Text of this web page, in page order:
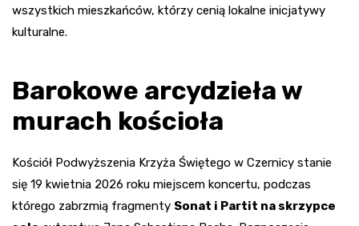
wszystkich mieszkańców, którzy cenią lokalne inicjatywy
kulturalne.
Barokowe arcydzieła w
murach kościoła
Kościół Podwyższenia Krzyża Świętego w Czernicy stanie
się 19 kwietnia 2026 roku miejscem koncertu, podczas
którego zabrzmią fragmenty Sonat i Partit na skrzypce